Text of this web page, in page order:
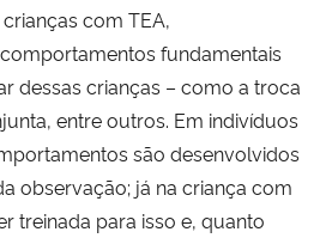
com TEA,
fundamentais
dessas crianças – como a troca
entre outros. Em indivíduos
são desenvolvidos
observação; já na criança com
treinada para isso e, quanto